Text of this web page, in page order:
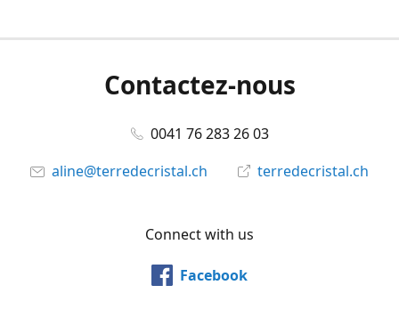
Contactez-nous
0041 76 283 26 03
aline@terredecristal.ch
terredecristal.ch
Connect with us
Facebook